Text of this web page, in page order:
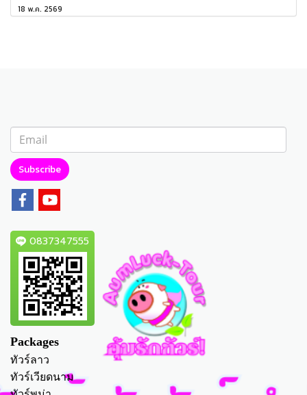
18 พ.ค. 2569
Subscribe
0837347555
Packages
ทัวร์ลาว
ทัวร์เวียดนาม